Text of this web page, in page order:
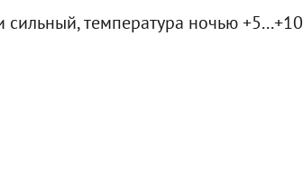
температура ночью +5...+10